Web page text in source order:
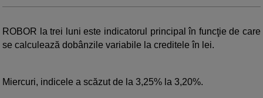
ROBOR la trei luni este indicatorul principal în funcţie de care
se calculează dobânzile variabile la creditele în lei.
Miercuri, indicele a scăzut de la 3,25% la 3,20%.